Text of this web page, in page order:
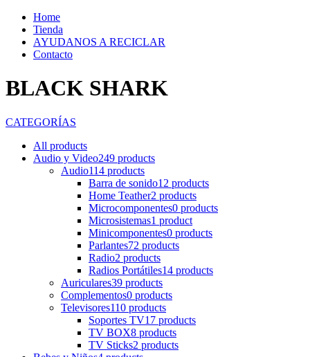
Home
Tienda
AYUDANOS A RECICLAR
Contacto
BLACK SHARK
CATEGORÍAS
All products
Audio y Video249 products
Audio114 products
Barra de sonido12 products
Home Teather2 products
Microcomponentes0 products
Microsistemas1 product
Minicomponentes0 products
Parlantes72 products
Radio2 products
Radios Portátiles14 products
Auriculares39 products
Complementos0 products
Televisores110 products
Soportes TV17 products
TV BOX8 products
TV Sticks2 products